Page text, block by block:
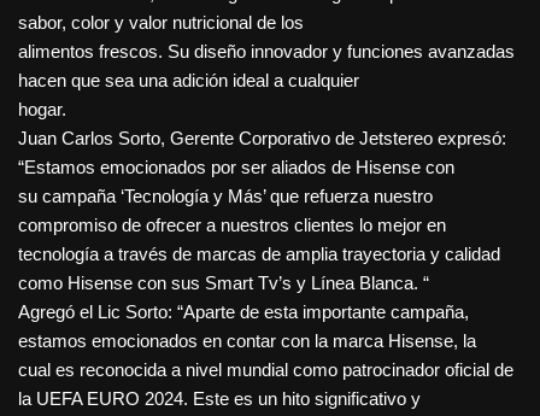
sabor, color y valor nutricional de los
alimentos frescos. Su diseño innovador y funciones avanzadas
hacen que sea una adición ideal a cualquier
hogar.
Juan Carlos Sorto, Gerente Corporativo de Jetstereo expresó:
“Estamos emocionados por ser aliados de Hisense con
su campaña ‘Tecnología y Más’ que refuerza nuestro
compromiso de ofrecer a nuestros clientes lo mejor en
tecnología a través de marcas de amplia trayectoria y calidad
como Hisense con sus Smart Tv’s y Línea Blanca. “
Agregó el Lic Sorto: “Aparte de esta importante campaña,
estamos emocionados en contar con la marca Hisense, la
cual es reconocida a nivel mundial como patrocinador oficial de
la UEFA EURO 2024. Este es un hito significativo y